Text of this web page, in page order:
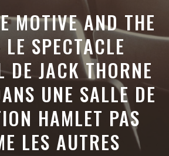
MOTIVE AND THE
SPECTACLE
DE JACK THORNE
UNE SALLE DE
HAMLET PAS
LES AUTRES